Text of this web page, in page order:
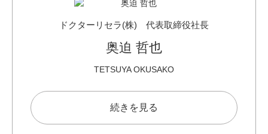
ドクターリセラ(株) 代表取締役社長
奥迫 哲也
TETSUYA OKUSAKO
続きを見る